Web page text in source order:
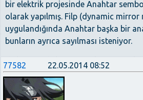
bir elektrik projesinde Anahtar
olarak yapılmış. Filp (dynamic mirror
uygulandığında Anahtar başka bir
bunların ayrıca sayılması isteniyor.
77582 22.05.2014 08:52